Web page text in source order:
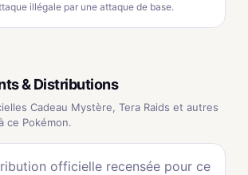
illégale par une attaque de base.
& Distributions
Cadeau Mystère, Tera Raids et autres
ce Pokémon.
officielle recensée pour ce